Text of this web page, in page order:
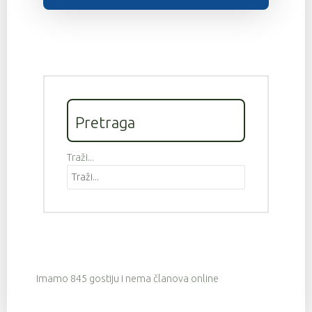
Pretraga
Traži...
Imamo 845 gostiju i nema članova online